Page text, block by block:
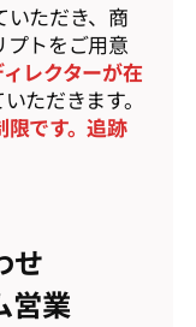
いただき、商
プトをご用意
レクターが在
ただきます。
限です。追跡
せ
営業